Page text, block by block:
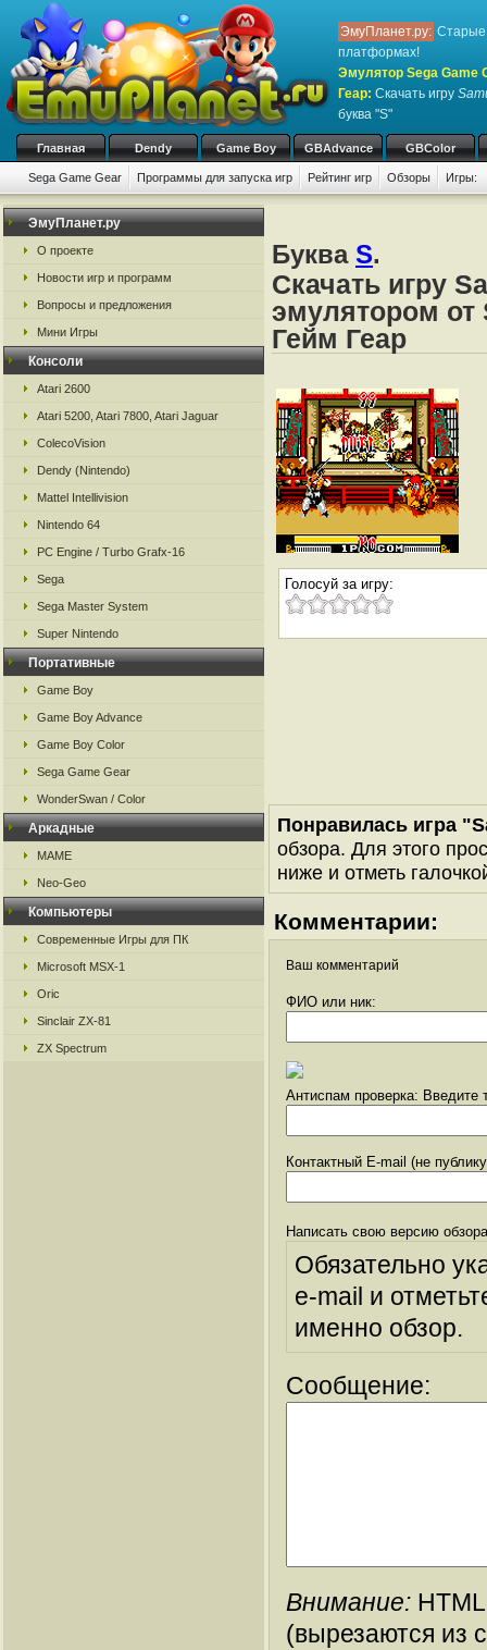
ЭмуПланет.ру: Старые
платформах!
Эмулятор Sega Game
Геар: Скачать игру
буква "S"
Главная Dendy Game Boy GBAdvance GBColor
Sega Game Gear Программы для запуска игр Рейтинг игр Обзоры Игры:
ЭмуПланет.ру
О проекте
Новости игр и программ
Вопросы и предложения
Мини Игры
Консоли
Atari 2600
Atari 5200, Atari 7800, Atari Jaguar
ColecoVision
Dendy (Nintendo)
Mattel Intellivision
Nintendo 64
PC Engine / Turbo Grafx-16
Sega
Sega Master System
Super Nintendo
Портативные
Game Boy
Game Boy Advance
Game Boy Color
Sega Game Gear
WonderSwan / Color
Аркадные
MAME
Neo-Geo
Компьютеры
Современные Игры для ПК
Microsoft MSX-1
Oric
Sinclair ZX-81
ZX Spectrum
Буква S.
Скачать игру
эмулятором от
Гейм Геар
Голосуй за игру:
Понравилась игра
обзора. Для этого
ниже и отметь
Комментарии:
Ваш комментарий
ФИО или ник:
Антиспам проверка: Введите
Контактный E-mail (не
Написать свою версию
Обязательно
e-mail и
именно обзор.
Сообщение:
Внимание:
(вырезаются из